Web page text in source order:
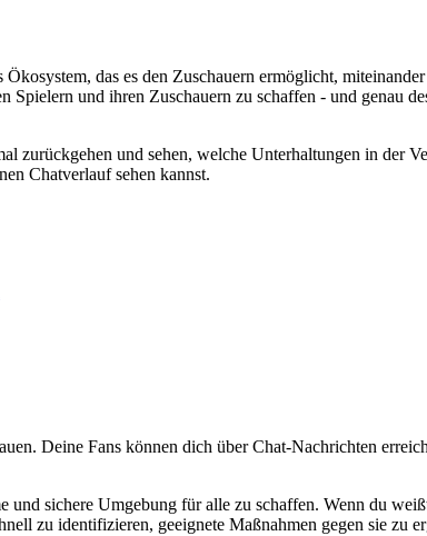
das es den Zuschauern ermöglicht,
und ihren Zuschauern zu schaffen - und genau
und sehen, welche Unterhaltungen in der
Chatverlauf sehen kannst.
Deine Fans können dich über Chat-Nachrichten
sichere Umgebung für alle zu schaffen. Wenn du
zu identifizieren, geeignete Maßnahmen gegen sie zu